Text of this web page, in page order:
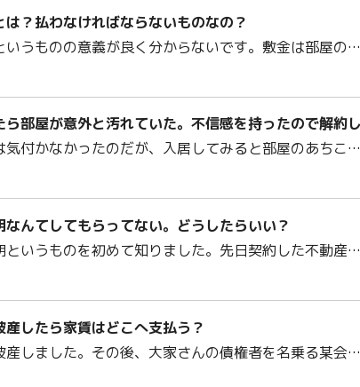
は？払わなければならないものなの？
いうものの意義が良く分からないです。敷金は部屋の…
ら部屋が意外と汚れていた。不信感を持ったので解約
気付かなかったのだが、入居してみると部屋のあちこ…
なんてしてもらってない。どうしたらいい？
というものを初めて知りました。先日契約した不動産…
産したら家賃はどこへ支払う？
産しました。その後、大家さんの債権者を名乗る某会…